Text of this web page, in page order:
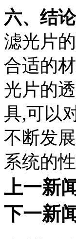
六、结论
滤光片
合适的
光片的
具,可以
不断发
系统的
上一新
下一新